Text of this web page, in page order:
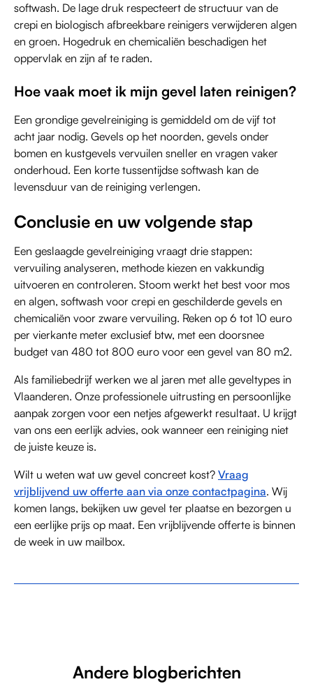
softwash. De lage druk respecteert de structuur van de
crepi en biologisch afbreekbare reinigers verwijderen algen
en groen. Hogedruk en chemicaliën beschadigen het
oppervlak en zijn af te raden.
Hoe vaak moet ik mijn gevel laten reinigen?
Een grondige gevelreiniging is gemiddeld om de vijf tot
acht jaar nodig. Gevels op het noorden, gevels onder
bomen en kustgevels vervuilen sneller en vragen vaker
onderhoud. Een korte tussentijdse softwash kan de
levensduur van de reiniging verlengen.
Conclusie en uw volgende stap
Een geslaagde gevelreiniging vraagt drie stappen:
vervuiling analyseren, methode kiezen en vakkundig
uitvoeren en controleren. Stoom werkt het best voor mos
en algen, softwash voor crepi en geschilderde gevels en
chemicaliën voor zware vervuiling. Reken op 6 tot 10 euro
per vierkante meter exclusief btw, met een doorsnee
budget van 480 tot 800 euro voor een gevel van 80 m2.
Als familiebedrijf werken we al jaren met alle geveltypes in
Vlaanderen. Onze professionele uitrusting en persoonlijke
aanpak zorgen voor een netjes afgewerkt resultaat. U krijgt
van ons een eerlijk advies, ook wanneer een reiniging niet
de juiste keuze is.
Wilt u weten wat uw gevel concreet kost? Vraag
vrijblijvend uw offerte aan via onze contactpagina. Wij
komen langs, bekijken uw gevel ter plaatse en bezorgen u
een eerlijke prijs op maat. Een vrijblijvende offerte is binnen
de week in uw mailbox.
Andere blogberichten